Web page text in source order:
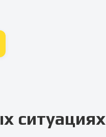
ситуациях